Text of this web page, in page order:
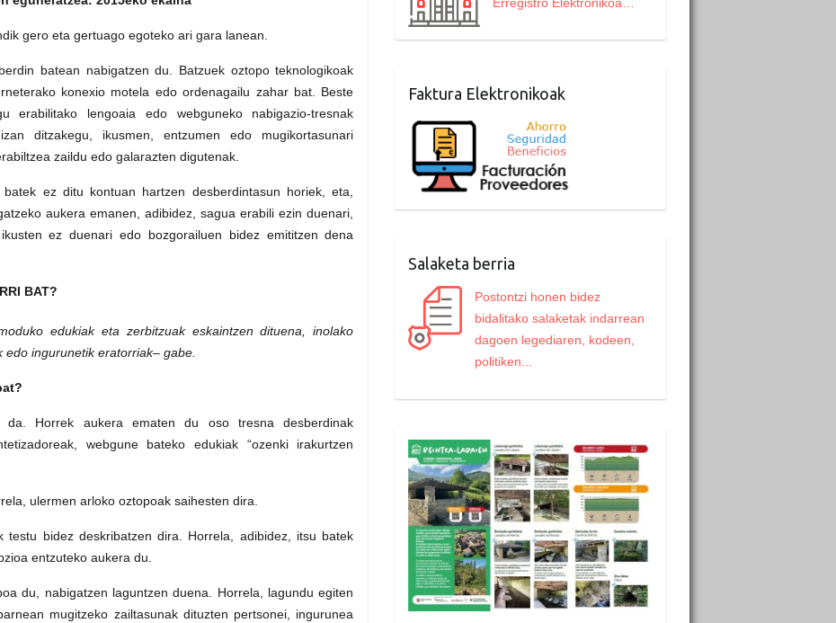
gero eta gertuago egoteko ari gara lanean.
batean nabigatzen du. Batzuek oztopo teknologikoak
konexio motela edo ordenagailu zahar bat. Beste
erabilitako lengoaia edo webguneko nabigazio-tresnak
ditzakegu, ikusmen, entzumen edo mugikortasunari
zaildu edo galarazten digutenak.
ez ditu kontuan hartzen desberdintasun horiek, eta,
aukera emanen, adibidez, sagua erabili ezin duenari,
ez duenari edo bozgorailuen bidez emititzen dena
BAT?
edukiak eta zerbitzuak eskaintzen dituena, inolako
ingurunetik eratorriak– gabe.
da. Horrek aukera ematen du oso tresna desberdinak
webgune bateko edukiak “ozenki irakurtzen
ulermen arloko oztopoak saihesten dira.
testu bidez deskribatzen dira. Horrela, adibidez, itsu batek
entzuteko aukera du.
du, nabigatzen laguntzen duena. Horrela, lagundu egiten
mugitzeko zailtasunak dituzten pertsonei, ingurunea
Faktura Elektronikoak
Salaketa berria
Postontzi honen bidez
bidalitako salaketak indarrean
dagoen legediaren, kodeen,
politiken...